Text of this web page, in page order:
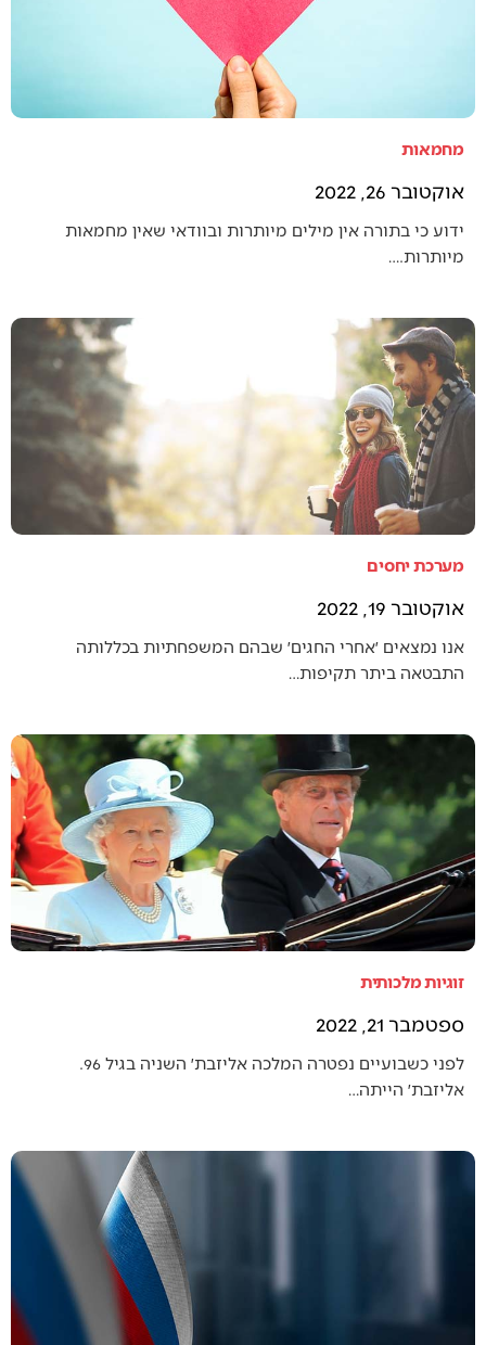
מחמאות
אוקטובר 26, 2022
ידוע כי בתורה אין מילים מיותרות ובוודאי שאין מחמאות
מיותרות.…
מערכת יחסים
אוקטובר 19, 2022
אנו נמצאים ׳אחרי החגים׳ שבהם המשפחתיות בכללותה
התבטאה ביתר תקיפות…
זוגיות מלכותית
ספטמבר 21, 2022
לפני כשבועיים נפטרה המלכה אליזבת׳ השניה בגיל 96.
אליזבת׳ הייתה…